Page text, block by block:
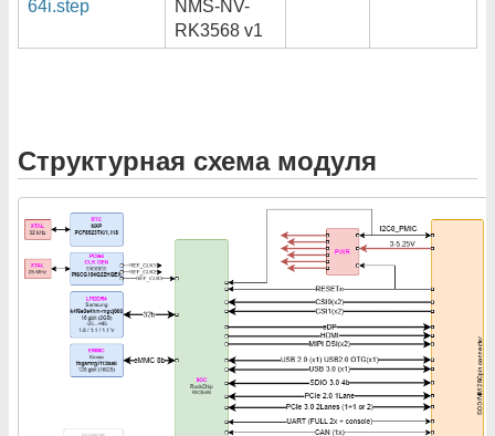
64i.step
NMS-NV-
RK3568 v1
Структурная схема модуля